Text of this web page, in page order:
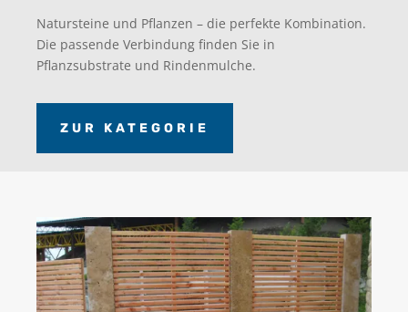
Natursteine und Pflanzen – die perfekte Kombination.
Die passende Verbindung finden Sie in
Pflanzsubstrate und Rindenmulche.
ZUR KATEGORIE